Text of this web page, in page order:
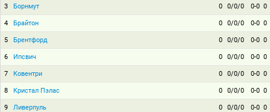
3 Борнмут 0 0/0/0 0-0 0
4 Брайтон 0 0/0/0 0-0 0
5 Брентфорд 0 0/0/0 0-0 0
6 Ипсвич 0 0/0/0 0-0 0
7 Ковентри 0 0/0/0 0-0 0
8 Кристал Пэлас 0 0/0/0 0-0 0
9 Ливерпуль 0 0/0/0 0-0 0